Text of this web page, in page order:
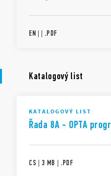
EN | | .PDF
Katalogový list
KATALOGOVÝ LIST
Řada 8A - OPTA
CS | 3 MB | .PDF